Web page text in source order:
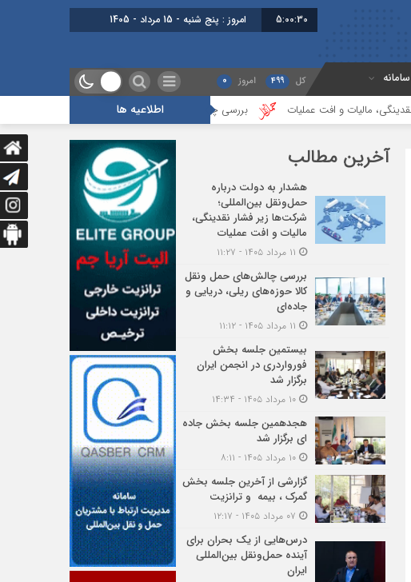
5:00:31 برابر با : Thursday - 6 August - 2026
سامانه کل 499 امروز 0
اطلاعیه ها و افت عملیات بررسی چالش‌های حمل ونقل کالا حوزه‌های ریلی، دریایی و جاده‌ای
آخرین مطالب
هشدار به دولت درباره
حمل‌ونقل بین‌المللی؛
شرکت‌ها زیر فشار نقدینگی،
مالیات و افت عملیات
بررسی چالش‌های حمل ونقل
کالا حوزه‌های ریلی، دریایی و
جاده‌ای
بیستمین جلسه بخش
فورواردری در انجمن ایران
برگزار شد
۱۰ مرداد ۱۴۰۵ - ۱۴:۳۴
هجدهمین جلسه بخش جاده
ای برگزار شد
۱۰ مرداد ۱۴۰۵ - ۸:۱۱
گزارشی از آخرین جلسه بخش
گمرک ، بیمه و ترانزیت
درس‌هایی از یک بحران برای
آینده حمل‌ونقل بین‌المللی
ایران